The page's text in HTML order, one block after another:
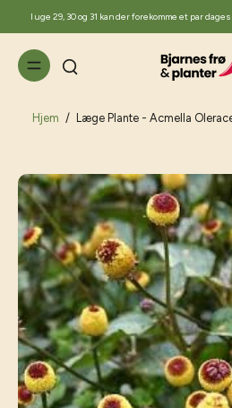
I uge 29, 30 og 31 kan der forekomme et par
Hjem / Læge Plante - Acmella